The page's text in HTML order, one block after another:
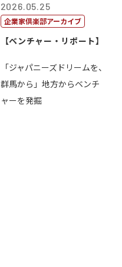
2026.05.25
企業家倶楽部アーカイブ
【ベンチャー・リポート】
「ジャパニーズドリームを、
群馬から」地方からベンチ
ャーを発掘